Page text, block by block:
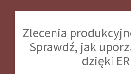
Zlecenia
Sprawdź, jak
dzięki